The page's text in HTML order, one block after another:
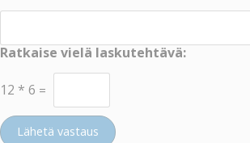
Ratkaise vielä laskutehtävä:
12 * 6 =
Lähetä vastaus